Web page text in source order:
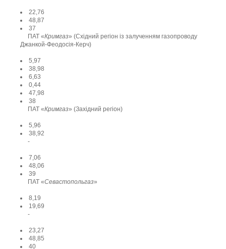
22,76
48,87
37
ПАТ «Кримгаз» (Східний регіон із залученням газопроводу
Джанкой-Феодосія-Керч)
5,97
38,98
6,63
0,44
47,98
38
ПАТ «Кримгаз» (Західний регіон)
5,96
38,92
-
7,06
48,06
39
ПАТ «Севастопольгаз»
8,19
19,69
-
23,27
48,85
40